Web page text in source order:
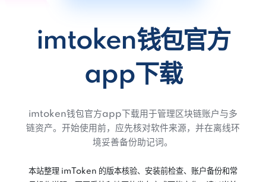
imtoken钱包官方
app下载
imtoken钱包官方app下载用于管理区块链账户与多
链资产。开始使用前，应先核对软件来源，并在离线环
境妥善备份助记词。
本站整理 imToken 的版本核验、安装前检查、账户备份和常